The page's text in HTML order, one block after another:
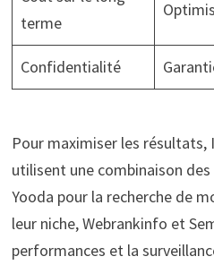
terme
Confidentialité
Pour maximiser les résultats,
utilisent une combinaison des
Yooda pour la recherche de
leur niche, Webrankinfo et
performances et la